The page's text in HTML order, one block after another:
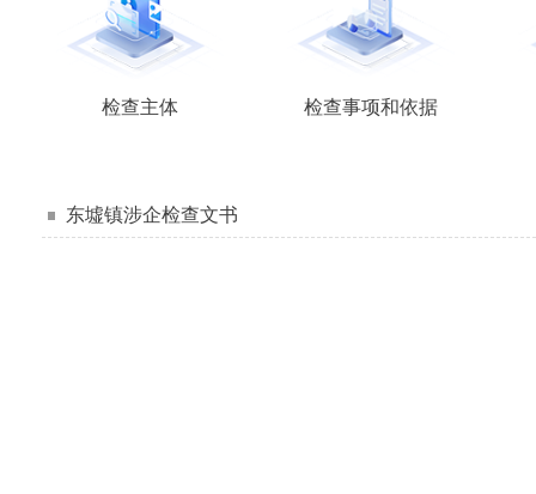
检查主体 检查事项和依据
东墟镇涉企检查文书